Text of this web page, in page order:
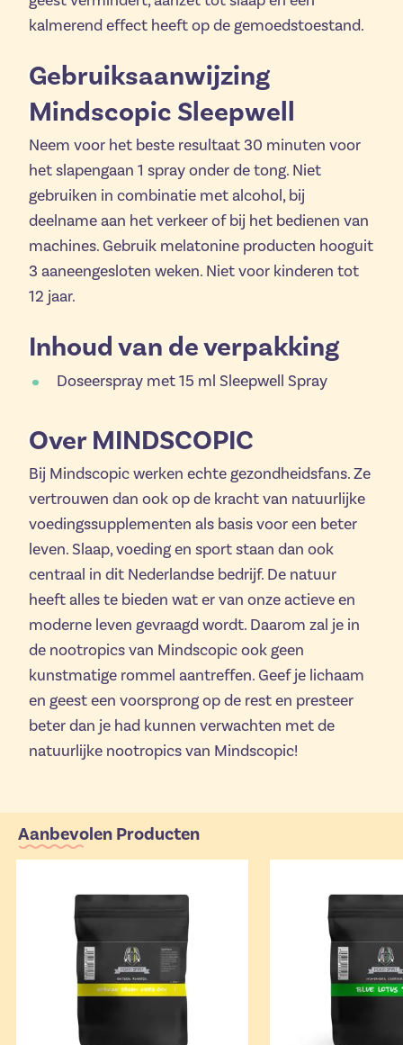
kalmerend effect heeft op de gemoedstoestand.
Gebruiksaanwijzing
Mindscopic Sleepwell
Neem voor het beste resultaat 30 minuten voor
het slapengaan 1 spray onder de tong. Niet
gebruiken in combinatie met alcohol, bij
deelname aan het verkeer of bij het bedienen van
machines. Gebruik melatonine producten hooguit
3 aaneengesloten weken. Niet voor kinderen tot
12 jaar.
Inhoud van de verpakking
Doseerspray met 15 ml Sleepwell Spray
Over MINDSCOPIC
Bij Mindscopic werken echte gezondheidsfans. Ze
vertrouwen dan ook op de kracht van natuurlijke
voedingssupplementen als basis voor een beter
leven. Slaap, voeding en sport staan dan ook
centraal in dit Nederlandse bedrijf. De natuur
heeft alles te bieden wat er van onze actieve en
moderne leven gevraagd wordt. Daarom zal je in
de nootropics van Mindscopic ook geen
kunstmatige rommel aantreffen. Geef je lichaam
en geest een voorsprong op de rest en presteer
beter dan je had kunnen verwachten met de
natuurlijke nootropics van Mindscopic!
Aanbevolen Producten